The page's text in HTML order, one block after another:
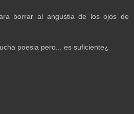
borrar al angustia de los ojos de
poesia pero... es suficiente¿